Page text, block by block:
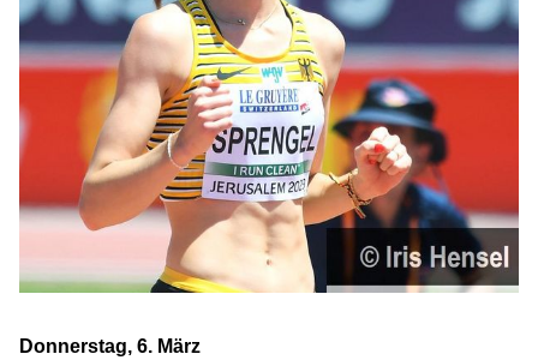
Donnerstag, 6. März